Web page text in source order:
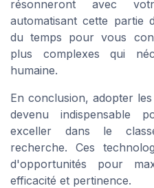
résonneront avec
automatisant cette partie
du temps pour vous
plus complexes qui
humaine.
En conclusion, adopter
devenu indispensable
exceller dans le
recherche. Ces
d'opportunités pour
efficacité et pertinence.